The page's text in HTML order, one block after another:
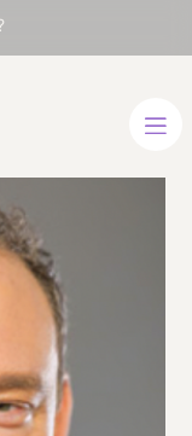
futuristas
más influyentes
Presidente de
Institute y